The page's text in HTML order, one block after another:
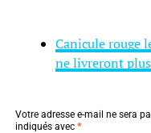
Canicule rouge
ne livreront
Votre adresse e-mail ne sera
indiqués avec *